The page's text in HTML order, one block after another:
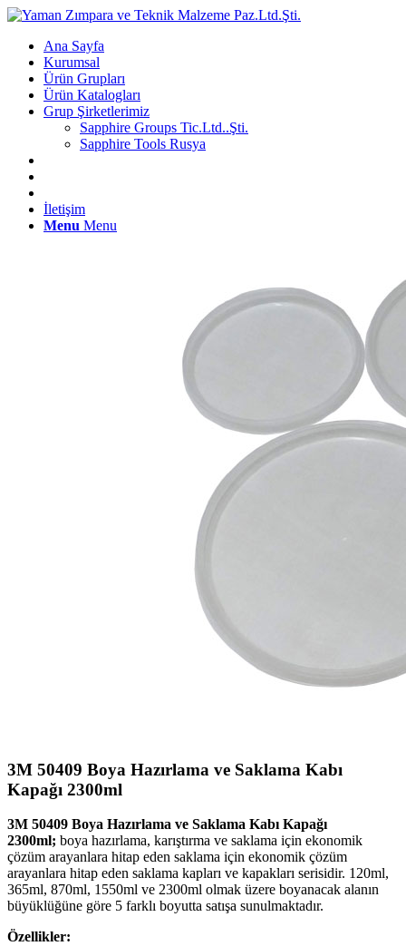
Ana Sayfa
Kurumsal
Ürün Grupları
Ürün Katalogları
Grup Şirketlerimiz
Sapphire Groups Tic.Ltd..Şti.
Sapphire Tools Rusya
İletişim
Menu Menu
3M 50409 Boya Hazırlama ve Saklama Kabı
Kapağı 2300ml
3M 50409 Boya Hazırlama ve Saklama Kabı Kapağı
2300ml; boya hazırlama, karıştırma ve saklama için ekonomik
çözüm arayanlara hitap eden saklama için ekonomik çözüm
arayanlara hitap eden saklama kapları ve kapakları serisidir. 120ml,
365ml, 870ml, 1550ml ve 2300ml olmak üzere boyanacak alanın
büyüklüğüne göre 5 farklı boyutta satışa sunulmaktadır.
Özellikler: